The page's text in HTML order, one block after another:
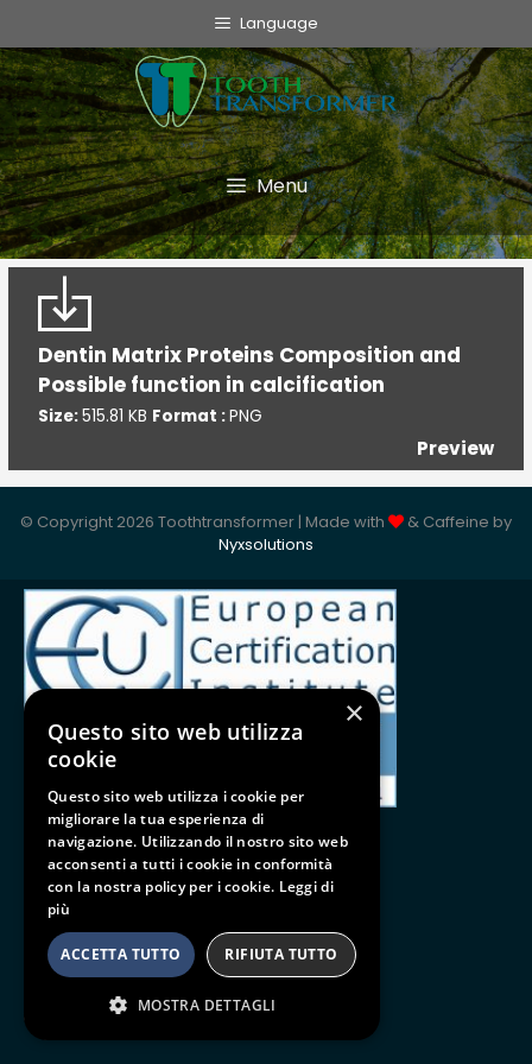
Language
Menu
Dentin Matrix Proteins Composition and
Possible function in calcification
Size:515.81 KB Format :PNG
Preview
Tooth Transformer system ®
The Device
Grinder
Monouso
TT Fairy
Informative
Cookie Policy
Privacy Policy
Follow us
BE SOCIAL
© Copyright 2026 Toothtransformer | Made with
& Caffeine by
Nyxsolutions
×
Questo sito web utilizza
cookie
Questo sito web utilizza i cookie per
migliorare la tua esperienza di
navigazione. Utilizzando il nostro sito web
acconsenti a tutti i cookie in conformità
con la nostra policy per i cookie. Leggi di
più
ACCETTA TUTTO RIFIUTA TUTTO
MOSTRA DETTAGLI